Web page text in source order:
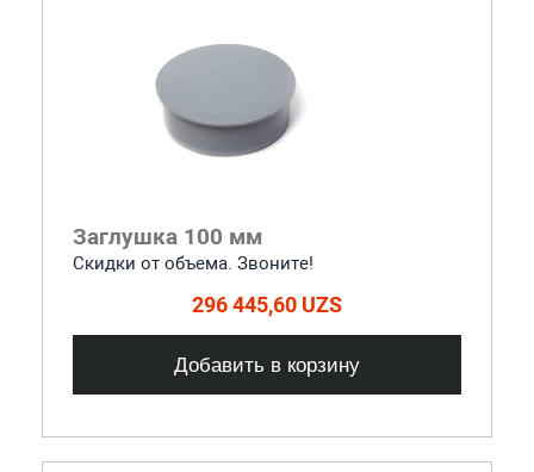
Заглушка 100 мм
Скидки от объема. Звоните!
296 445,60 UZS
Добавить в корзину